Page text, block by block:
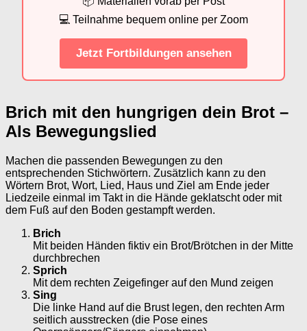
💻 Teilnahme bequem online per Zoom
Jetzt Fortbildungen ansehen
Brich mit den hungrigen dein Brot –
Als Bewegungslied
Machen die passenden Bewegungen zu den
entsprechenden Stichwörtern. Zusätzlich kann zu den
Wörtern Brot, Wort, Lied, Haus und Ziel am Ende jeder
Liedzeile einmal im Takt in die Hände geklatscht oder mit
dem Fuß auf den Boden gestampft werden.
Brich
Mit beiden Händen fiktiv ein Brot/Brötchen in der Mitte
durchbrechen
Sprich
Mit dem rechten Zeigefinger auf den Mund zeigen
Sing
Die linke Hand auf die Brust legen, den rechten Arm
seitlich ausstrecken (die Pose eines